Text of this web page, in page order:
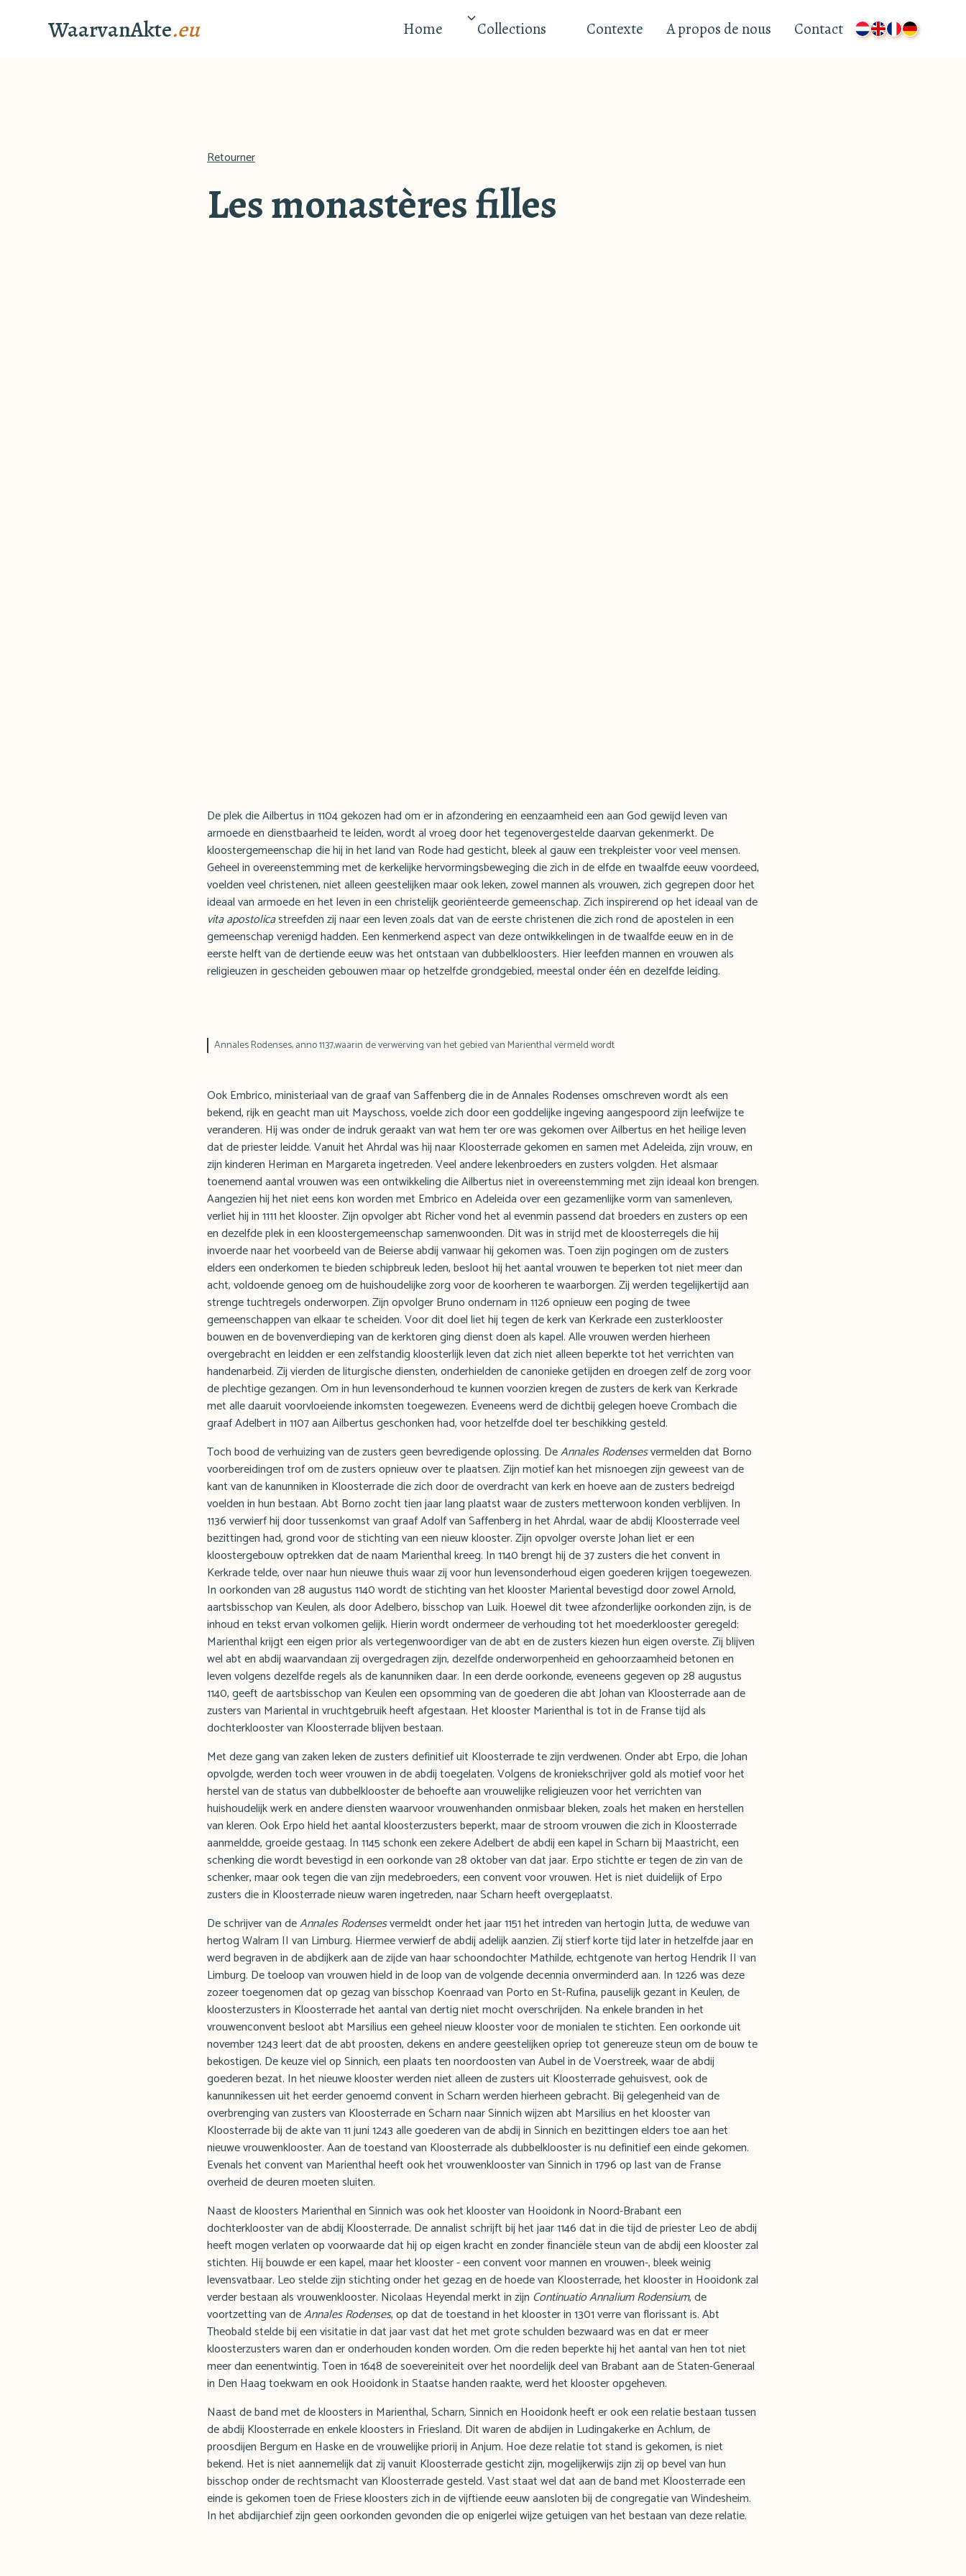
WaarvanAkte.eu Home Collections Contexte A propos de nous Contact
Retourner
Les monastères filles
De plek die Ailbertus in 1104 gekozen had om er in afzondering en eenzaamheid een aan God gewijd leven van
armoede en dienstbaarheid te leiden, wordt al vroeg door het tegenovergestelde daarvan gekenmerkt. De
kloostergemeenschap die hij in het land van Rode had gesticht, bleek al gauw een trekpleister voor veel mensen.
Geheel in overeenstemming met de kerkelijke hervormingsbeweging die zich in de elfde en twaalfde eeuw voordeed,
voelden veel christenen, niet alleen geestelijken maar ook leken, zowel mannen als vrouwen, zich gegrepen door het
ideaal van armoede en het leven in een christelijk georiënteerde gemeenschap. Zich inspirerend op het ideaal van de
vita apostolicastreefden zij naar een leven zoals dat van de eerste christenen die zich rond de apostelen in een
gemeenschap verenigd hadden. Een kenmerkend aspect van deze ontwikkelingen in de twaalfde eeuw en in de
eerste helft van de dertiende eeuw was het ontstaan van dubbelkloosters. Hier leefden mannen en vrouwen als
religieuzen in gescheiden gebouwen maar op hetzelfde grondgebied, meestal onder één en dezelfde leiding.
Annales Rodenses, anno 1137,waarin de verwerving van het gebied van Marienthal vermeld wordt
Ook Embrico, ministeriaal van de graaf van Saffenberg die in de Annales Rodenses omschreven wordt als een
bekend, rijk en geacht man uit Mayschoss, voelde zich door een goddelijke ingeving aangespoord zijn leefwijze te
veranderen. Hij was onder de indruk geraakt van wat hem ter ore was gekomen over Ailbertus en het heilige leven
dat de priester leidde. Vanuit het Ahrdal was hij naar Kloosterrade gekomen en samen met Adeleida, zijn vrouw, en
zijn kinderen Heriman en Margareta ingetreden. Veel andere lekenbroeders en zusters volgden. Het alsmaar
toenemend aantal vrouwen was een ontwikkeling die Ailbertus niet in overeenstemming met zijn ideaal kon brengen.
Aangezien hij het niet eens kon worden met Embrico en Adeleida over een gezamenlijke vorm van samenleven,
verliet hij in 1111 het klooster. Zijn opvolger abt Richer vond het al evenmin passend dat broeders en zusters op een
en dezelfde plek in een kloostergemeenschap samenwoonden. Dit was in strijd met de kloosterregels die hij
invoerde naar het voorbeeld van de Beierse abdij vanwaar hij gekomen was. Toen zijn pogingen om de zusters
elders een onderkomen te bieden schipbreuk leden, besloot hij het aantal vrouwen te beperken tot niet meer dan
acht, voldoende genoeg om de huishoudelijke zorg voor de koorheren te waarborgen. Zij werden tegelijkertijd aan
strenge tuchtregels onderworpen. Zijn opvolger Bruno ondernam in 1126 opnieuw een poging de twee
gemeenschappen van elkaar te scheiden. Voor dit doel liet hij tegen de kerk van Kerkrade een zusterklooster
bouwen en de bovenverdieping van de kerktoren ging dienst doen als kapel. Alle vrouwen werden hierheen
overgebracht en leidden er een zelfstandig kloosterlijk leven dat zich niet alleen beperkte tot het verrichten van
handenarbeid. Zij vierden de liturgische diensten, onderhielden de canonieke getijden en droegen zelf de zorg voor
de plechtige gezangen. Om in hun levensonderhoud te kunnen voorzien kregen de zusters de kerk van Kerkrade
met alle daaruit voorvloeiende inkomsten toegewezen. Eveneens werd de dichtbij gelegen hoeve Crombach die
graaf Adelbert in 1107 aan Ailbertus geschonken had, voor hetzelfde doel ter beschikking gesteld.
Toch bood de verhuizing van de zusters geen bevredigende oplossing. DeAnnales Rodensesvermelden dat Borno
voorbereidingen trof om de zusters opnieuw over te plaatsen. Zijn motief kan het misnoegen zijn geweest van de
kant van de kanunniken in Kloosterrade die zich door de overdracht van kerk en hoeve aan de zusters bedreigd
voelden in hun bestaan. Abt Borno zocht tien jaar lang plaatst waar de zusters metterwoon konden verblijven. In
1136 verwierf hij door tussenkomst van graaf Adolf van Saffenberg in het Ahrdal, waar de abdij Kloosterrade veel
bezittingen had, grond voor de stichting van een nieuw klooster. Zijn opvolger overste Johan liet er een
kloostergebouw optrekken dat de naam Marienthal kreeg. In 1140 brengt hij de 37 zusters die het convent in
Kerkrade telde, over naar hun nieuwe thuis waar zij voor hun levensonderhoud eigen goederen krijgen toegewezen.
In oorkonden van 28 augustus 1140 wordt de stichting van het klooster Mariental bevestigd door zowel Arnold,
aartsbisschop van Keulen, als door Adelbero, bisschop van Luik. Hoewel dit twee afzonderlijke oorkonden zijn, is de
inhoud en tekst ervan volkomen gelijk. Hierin wordt ondermeer de verhouding tot het moederklooster geregeld:
Marienthal krijgt een eigen prior als vertegenwoordiger van de abt en de zusters kiezen hun eigen overste. Zij blijven
wel abt en abdij waarvandaan zij overgedragen zijn, dezelfde onderworpenheid en gehoorzaamheid betonen en
leven volgens dezelfde regels als de kanunniken daar. In een derde oorkonde, eveneens gegeven op 28 augustus
1140, geeft de aartsbisschop van Keulen een opsomming van de goederen die abt Johan van Kloosterrade aan de
zusters van Mariental in vruchtgebruik heeft afgestaan. Het klooster Marienthal is tot in de Franse tijd als
dochterklooster van Kloosterrade blijven bestaan.
Met deze gang van zaken leken de zusters definitief uit Kloosterrade te zijn verdwenen. Onder abt Erpo, die Johan
opvolgde, werden toch weer vrouwen in de abdij toegelaten. Volgens de kroniekschrijver gold als motief voor het
herstel van de status van dubbelklooster de behoefte aan vrouwelijke religieuzen voor het verrichten van
huishoudelijk werk en andere diensten waarvoor vrouwenhanden onmisbaar bleken, zoals het maken en herstellen
van kleren. Ook Erpo hield het aantal kloosterzusters beperkt, maar de stroom vrouwen die zich in Kloosterrade
aanmeldde, groeide gestaag. In 1145 schonk een zekere Adelbert de abdij een kapel in Scharn bij Maastricht, een
schenking die wordt bevestigd in een oorkonde van 28 oktober van dat jaar. Erpo stichtte er tegen de zin van de
schenker, maar ook tegen die van zijn medebroeders, een convent voor vrouwen. Het is niet duidelijk of Erpo
zusters die in Kloosterrade nieuw waren ingetreden, naar Scharn heeft overgeplaatst.
De schrijver van deAnnales Rodensesvermeldt onder het jaar 1151 het intreden van hertogin Jutta, de weduwe van
hertog Walram II van Limburg. Hiermee verwierf de abdij adelijk aanzien. Zij stierf korte tijd later in hetzelfde jaar en
werd begraven in de abdijkerk aan de zijde van haar schoondochter Mathilde, echtgenote van hertog Hendrik II van
Limburg. De toeloop van vrouwen hield in de loop van de volgende decennia onverminderd aan. In 1226 was deze
zozeer toegenomen dat op gezag van bisschop Koenraad van Porto en St-Rufina, pauselijk gezant in Keulen, de
kloosterzusters in Kloosterrade het aantal van dertig niet mocht overschrijden. Na enkele branden in het
vrouwenconvent besloot abt Marsilius een geheel nieuw klooster voor de monialen te stichten. Een oorkonde uit
november 1243 leert dat de abt proosten, dekens en andere geestelijken opriep tot genereuze steun om de bouw te
bekostigen. De keuze viel op Sinnich, een plaats ten noordoosten van Aubel in de Voerstreek, waar de abdij
goederen bezat. In het nieuwe klooster werden niet alleen de zusters uit Kloosterrade gehuisvest, ook de
kanunnikessen uit het eerder genoemd convent in Scharn werden hierheen gebracht. Bij gelegenheid van de
overbrenging van zusters van Kloosterrade en Scharn naar Sinnich wijzen abt Marsilius en het klooster van
Kloosterrade bij de akte van 11 juni 1243 alle goederen van de abdij in Sinnich en bezittingen elders toe aan het
nieuwe vrouwenklooster. Aan de toestand van Kloosterrade als dubbelklooster is nu definitief een einde gekomen.
Evenals het convent van Marienthal heeft ook het vrouwenklooster van Sinnich in 1796 op last van de Franse
overheid de deuren moeten sluiten.
Naast de kloosters Marienthal en Sinnich was ook het klooster van Hooidonk in Noord-Brabant een
dochterklooster van de abdij Kloosterrade. De annalist schrijft bij het jaar 1146 dat in die tijd de priester Leo de abdij
heeft mogen verlaten op voorwaarde dat hij op eigen kracht en zonder financiële steun van de abdij een klooster zal
stichten. Hij bouwde er een kapel, maar het klooster - een convent voor mannen en vrouwen-, bleek weinig
levensvatbaar. Leo stelde zijn stichting onder het gezag en de hoede van Kloosterrade, het klooster in Hooidonk zal
verder bestaan als vrouwenklooster. Nicolaas Heyendal merkt in zijn Continuatio Annalium Rodensium, de
voortzetting van deAnnales Rodenses, op dat de toestand in het klooster in 1301 verre van florissant is. Abt
Theobald stelde bij een visitatie in dat jaar vast dat het met grote schulden bezwaard was en dat er meer
kloosterzusters waren dan er onderhouden konden worden. Om die reden beperkte hij het aantal van hen tot niet
meer dan eenentwintig. Toen in 1648 de soevereiniteit over het noordelijk deel van Brabant aan de Staten-Generaal
in Den Haag toekwam en ook Hooidonk in Staatse handen raakte, werd het klooster opgeheven.
Naast de band met de kloosters in Marienthal, Scharn, Sinnich en Hooidonk heeft er ook een relatie bestaan tussen
de abdij Kloosterrade en enkele kloosters in Friesland. Dit waren de abdijen in Ludingakerke en Achlum, de
proosdijen Bergum en Haske en de vrouwelijke priorij in Anjum. Hoe deze relatie tot stand is gekomen, is niet
bekend. Het is niet aannemelijk dat zij vanuit Kloosterrade gesticht zijn, mogelijkerwijs zijn zij op bevel van hun
bisschop onder de rechtsmacht van Kloosterrade gesteld. Vast staat wel dat aan de band met Kloosterrade een
einde is gekomen toen de Friese kloosters zich in de vijftiende eeuw aansloten bij de congregatie van Windesheim.
In het abdijarchief zijn geen oorkonden gevonden die op enigerlei wijze getuigen van het bestaan van deze relatie.